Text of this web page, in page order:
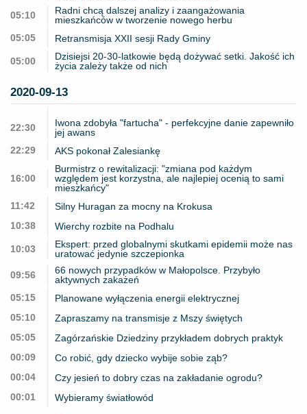
05:10
Radni chcą dalszej analizy i zaangażowania
mieszkańców w tworzenie nowego herbu
05:05
Retransmisja XXII sesji Rady Gminy
05:00
Dzisiejsi 20-30-latkowie będą dożywać setki. Jakość ich
życia zależy także od nich
2020-09-13
22:30
Iwona zdobyła "fartucha" - perfekcyjne danie zapewniło
jej awans
22:29
AKS pokonał Zalesiankę
16:00
Burmistrz o rewitalizacji: "zmiana pod każdym
względem jest korzystna, ale najlepiej ocenią to sami
mieszkańcy"
11:42
Silny Huragan za mocny na Krokusa
10:38
Wierchy rozbite na Podhalu
10:03
Ekspert: przed globalnymi skutkami epidemii może nas
uratować jedynie szczepionka
09:56
66 nowych przypadków w Małopolsce. Przybyło
aktywnych zakażeń
05:15
Planowane wyłączenia energii elektrycznej
05:10
Zapraszamy na transmisje z Mszy świętych
05:05
Zagórzańskie Dziedziny przykładem dobrych praktyk
00:09
Co robić, gdy dziecko wybije sobie ząb?
00:04
Czy jesień to dobry czas na zakładanie ogrodu?
00:01
Wybieramy światłowód